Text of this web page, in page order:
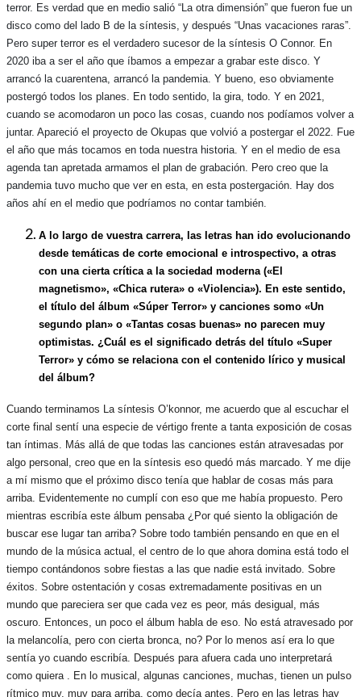
terror. Es verdad que en medio salió “La otra dimensión” que fueron fue un
disco como del lado B de la síntesis, y después “Unas vacaciones raras”.
Pero super terror es el verdadero sucesor de la síntesis O Connor. En
2020 iba a ser el año que íbamos a empezar a grabar este disco. Y
arrancó la cuarentena, arrancó la pandemia. Y bueno, eso obviamente
postergó todos los planes. En todo sentido, la gira, todo. Y en 2021,
cuando se acomodaron un poco las cosas, cuando nos podíamos volver a
juntar. Apareció el proyecto de Okupas que volvió a postergar el 2022. Fue
el año que más tocamos en toda nuestra historia. Y en el medio de esa
agenda tan apretada armamos el plan de grabación. Pero creo que la
pandemia tuvo mucho que ver en esta, en esta postergación. Hay dos
años ahí en el medio que podríamos no contar también.
A lo largo de vuestra carrera, las letras han ido evolucionando
desde temáticas de corte emocional e introspectivo, a otras
con una cierta crítica a la sociedad moderna («El
magnetismo», «Chica rutera» o «Violencia»). En este sentido,
el título del álbum «Súper Terror» y canciones somo «Un
segundo plan» o «Tantas cosas buenas» no parecen muy
optimistas. ¿Cuál es el significado detrás del título «Super
Terror» y cómo se relaciona con el contenido lírico y musical
del álbum?
Cuando terminamos La síntesis O’konnor, me acuerdo que al escuchar el
corte final sentí una especie de vértigo frente a tanta exposición de cosas
tan íntimas. Más allá de que todas las canciones están atravesadas por
algo personal, creo que en la síntesis eso quedó más marcado. Y me dije
a mí mismo que el próximo disco tenía que hablar de cosas más para
arriba. Evidentemente no cumplí con eso que me había propuesto. Pero
mientras escribía este álbum pensaba ¿Por qué siento la obligación de
buscar ese lugar tan arriba? Sobre todo también pensando en que en el
mundo de la música actual, el centro de lo que ahora domina está todo el
tiempo contándonos sobre fiestas a las que nadie está invitado. Sobre
éxitos. Sobre ostentación y cosas extremadamente positivas en un
mundo que pareciera ser que cada vez es peor, más desigual, más
oscuro. Entonces, un poco el álbum habla de eso. No está atravesado por
la melancolía, pero con cierta bronca, no? Por lo menos así era lo que
sentía yo cuando escribía. Después para afuera cada uno interpretará
como quiera . En lo musical, algunas canciones, muchas, tienen un pulso
rítmico muy, muy para arriba, como decía antes. Pero en las letras hay